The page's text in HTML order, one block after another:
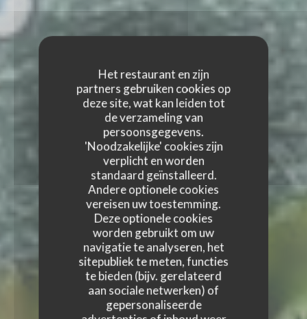
Het restaurant en zijn
partners gebruiken cookies op
deze site, wat kan leiden tot
de verzameling van
persoonsgegevens.
'Noodzakelijke' cookies zijn
verplicht en worden
standaard geïnstalleerd.
Andere optionele cookies
vereisen uw toestemming.
Deze optionele cookies
worden gebruikt om uw
navigatie te analyseren, het
sitepubliek te meten, functies
te bieden (bijv. gerelateerd
aan sociale netwerken) of
gepersonaliseerde